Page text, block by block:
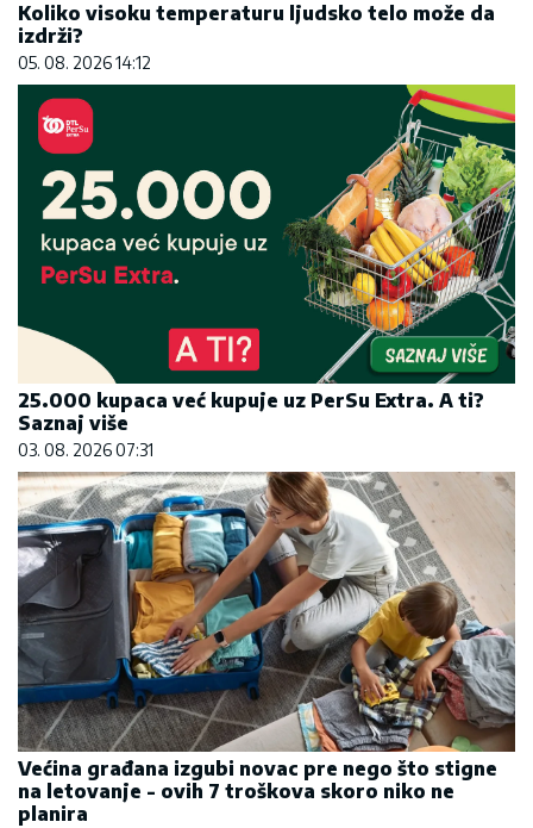
Koliko visoku temperaturu ljudsko telo može da
izdrži?
05. 08. 2026 14:12
25.000 kupaca već kupuje uz PerSu Extra. A ti?
Saznaj više
03. 08. 2026 07:31
Većina građana izgubi novac pre nego što stigne
na letovanje - ovih 7 troškova skoro niko ne
planira